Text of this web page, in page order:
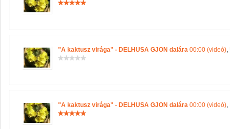
"A kaktusz virága" - DELHUSA GJON dalára 00:00 (videó),
"A kaktusz virága" - DELHUSA GJON dalára 00:00 (videó),